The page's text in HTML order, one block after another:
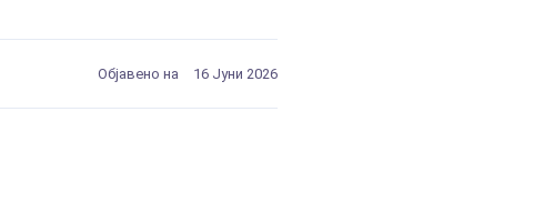
Објавено на 16 Јуни 2026